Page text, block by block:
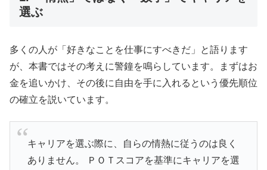
選ぶ
多くの人が「好きなことを仕事にすべきだ」と語ります
が、本書ではその考えに警鐘を鳴らしています。まずはお
金を追いかけ、その後に自由を手に入れるという優先順位
の確立を説いています。
キャリアを選ぶ際に、自らの情熱に従うのは良く
ありません。 ＰＯＴスコアを基準にキャリアを選